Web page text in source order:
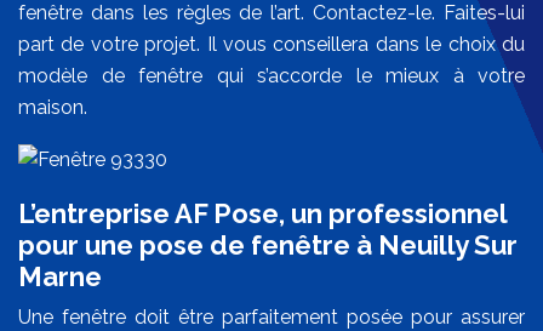
fenêtre dans les règles de l’art. Contactez-le. Faites-lui
part de votre projet. Il vous conseillera dans le choix du
modèle de fenêtre qui s’accorde le mieux à votre
maison.
L’entreprise AF Pose, un professionnel
pour une pose de fenêtre à Neuilly Sur
Marne
Une fenêtre doit être parfaitement posée pour assurer